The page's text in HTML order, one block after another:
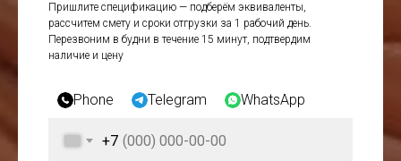
Пришлите спецификацию — подберём эквиваленты,
рассчитем смету и сроки отгрузки за 1 рабочий день.
Перезвоним в будни в течение 15 минут, подтвердим
наличие и цену
Phone Telegram WhatsApp
+7